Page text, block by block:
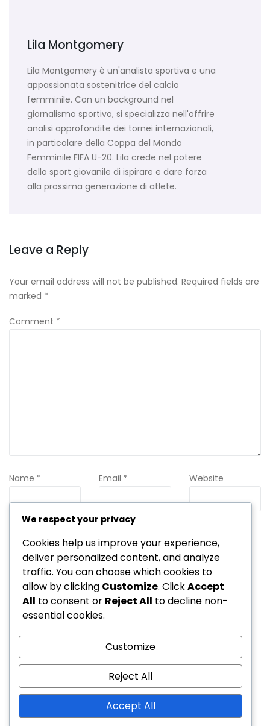
Lila Montgomery
Lila Montgomery è un'analista sportiva e una
appassionata sostenitrice del calcio
femminile. Con un background nel
giornalismo sportivo, si specializza nell'offrire
analisi approfondite dei tornei internazionali,
in particolare della Coppa del Mondo
Femminile FIFA U-20. Lila crede nel potere
dello sport giovanile di ispirare e dare forza
alla prossima generazione di atlete.
Leave a Reply
Your email address will not be published. Required fields are
marked *
Comment *
Name * Email * Website
Save my name, email, and website in this browser for the
next time I comment.
Copyright © 2026 speedcubing.it | Powered bySpexo
WordPress Theme
Politica di protezione dei dati
Contatto
Preferenze sui cookie Informazioni
We respect your privacy
Cookies help us improve your experience,
deliver personalized content, and analyze
traffic. You can choose which cookies to
allow by clicking Customize. ClickAccept
All to consent or Reject All to decline non-
essential cookies.
Customize
Reject All
Accept All